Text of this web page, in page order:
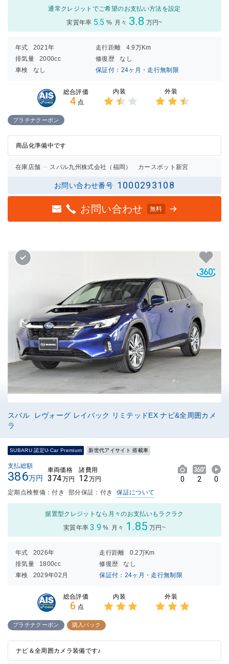
通常クレジットでご希望のお支払い方法を設定
実質年率 5.5 % 月々 3.8 万円~
年式 2021年 走行距離
4.9万Km
排気量
2000cc 修復歴
なし
車検
なし 保証付：24ヶ月・走行無制限
総合評価
4 点
内装 外装
プラチナクーポン
商品化準備中です
在庫店舗 スバル九州株式会社（福岡） カースポット新宮
お問い合わせ番号 1000293108
お問い合わせ 無料
スバル レヴォーグ レイバック リミテッドEX ナビ&全周囲カメ
ラ
SUBARU 認定U-Car Premium 新世代アイサイト 搭載車
支払総額
386万円
車両価格
374万円
諸費用
12万円 0 2 0
定期点検整備：付き 部分保証：付き 保証について
据置型クレジットなら月々のお支払いもラクラク
実質年率 3.9 % 月々 1.85 万円~
年式 2026年 走行距離
0.2万Km
排気量
1800cc 修復歴
なし
車検
2029年02月 保証付：24ヶ月・走行無制限
総合評価
6 点
内装
3点の
外装
プラチナクーポン 購入パック
ナビ＆全周囲カメラ装備です♪